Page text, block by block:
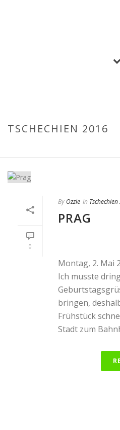
TSCHECHIEN 2016
0
By Ozzie In
PRAG
Montag, 2. Mai
Ich musste
bringen,
Frühstück
Stadt zum